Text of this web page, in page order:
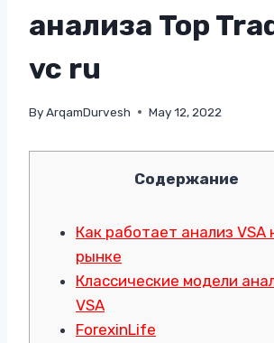
анализа Top
vc ru
ByArqamDurvesh May 12, 2022
Содержание
Как работает анализ VSA
рынке
Классические модели
VSA
ForexinLife